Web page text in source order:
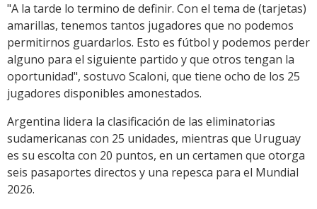
"A la tarde lo termino de definir. Con el tema de (tarjetas)
amarillas, tenemos tantos jugadores que no podemos
permitirnos guardarlos. Esto es fútbol y podemos perder
alguno para el siguiente partido y que otros tengan la
oportunidad", sostuvo Scaloni, que tiene ocho de los 25
jugadores disponibles amonestados.
Argentina lidera la clasificación de las eliminatorias
sudamericanas con 25 unidades, mientras que Uruguay
es su escolta con 20 puntos, en un certamen que otorga
seis pasaportes directos y una repesca para el Mundial
2026.